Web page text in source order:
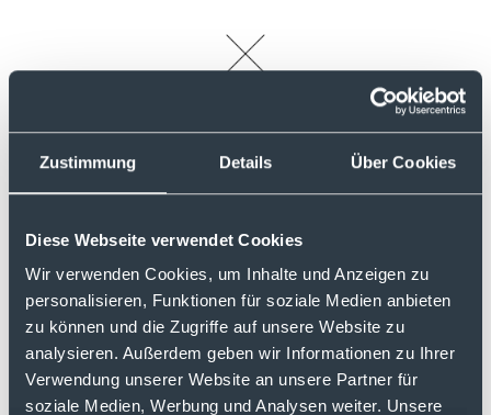
Zustimmung Details Über Cookies
Diese Webseite verwendet Cookies
Wir verwenden Cookies, um Inhalte und Anzeigen zu
personalisieren, Funktionen für soziale Medien anbieten
zu können und die Zugriffe auf unsere Website zu
analysieren. Außerdem geben wir Informationen zu Ihrer
Verwendung unserer Website an unsere Partner für
soziale Medien, Werbung und Analysen weiter. Unsere
Michael B. Bußhaus, Gründer und
Geschäftsführer von justTRADE
, ging darin
zudem auf die Vorteile von Sparplänen ein
und gab einenexklusiven Ausblick auf den
Launch von Sparplänen(darunter auch auf
wikifolio-Zertifikate) bei justTRADE.